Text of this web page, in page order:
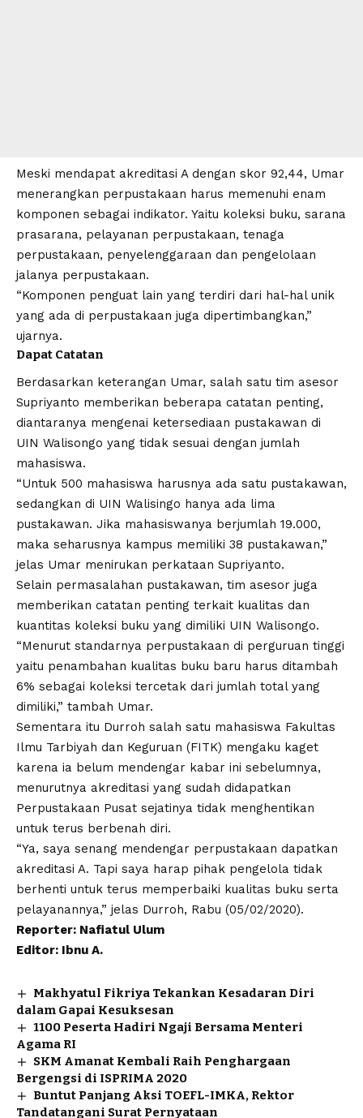
Meski mendapat akreditasi A dengan skor 92,44, Umar
menerangkan perpustakaan harus memenuhi enam
komponen sebagai indikator. Yaitu koleksi buku, sarana
prasarana, pelayanan perpustakaan, tenaga
perpustakaan, penyelenggaraan dan pengelolaan
jalanya perpustakaan.
“Komponen penguat lain yang terdiri dari hal-hal unik
yang ada di perpustakaan juga dipertimbangkan,”
ujarnya.
Dapat Catatan
Berdasarkan keterangan Umar, salah satu tim asesor
Supriyanto memberikan beberapa catatan penting,
diantaranya mengenai ketersediaan pustakawan di
UIN Walisongo yang tidak sesuai dengan jumlah
mahasiswa.
“Untuk 500 mahasiswa harusnya ada satu pustakawan,
sedangkan di UIN Walisingo hanya ada lima
pustakawan. Jika mahasiswanya berjumlah 19.000,
maka seharusnya kampus memiliki 38 pustakawan,”
jelas Umar menirukan perkataan Supriyanto.
Selain permasalahan pustakawan, tim asesor juga
memberikan catatan penting terkait kualitas dan
kuantitas koleksi buku yang dimiliki UIN Walisongo.
“Menurut standarnya perpustakaan di perguruan tinggi
yaitu penambahan kualitas buku baru harus ditambah
6% sebagai koleksi tercetak dari jumlah total yang
dimiliki,” tambah Umar.
Sementara itu Durroh salah satu mahasiswa Fakultas
Ilmu Tarbiyah dan Keguruan (FITK) mengaku kaget
karena ia belum mendengar kabar ini sebelumnya,
menurutnya akreditasi yang sudah didapatkan
Perpustakaan Pusat sejatinya tidak menghentikan
untuk terus berbenah diri.
“Ya, saya senang mendengar perpustakaan dapatkan
akreditasi A. Tapi saya harap pihak pengelola tidak
berhenti untuk terus memperbaiki kualitas buku serta
pelayanannya,” jelas Durroh, Rabu (05/02/2020).
Reporter: Nafiatul Ulum
Editor: Ibnu A.
Makhyatul Fikriya Tekankan Kesadaran Diri
dalam Gapai Kesuksesan
1100 Peserta Hadiri Ngaji Bersama Menteri
Agama RI
SKM Amanat Kembali Raih Penghargaan
Bergengsi di ISPRIMA 2020
Buntut Panjang Aksi TOEFL-IMKA, Rektor
Tandatangani Surat Pernyataan